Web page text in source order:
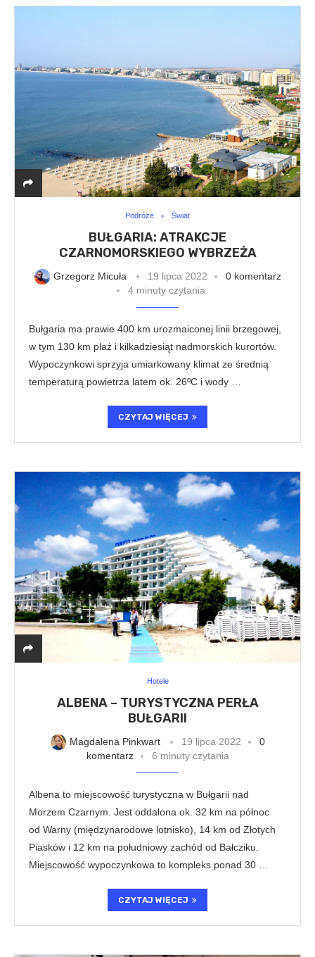
Podróże Świat
BUŁGARIA: ATRAKCJE
CZARNOMORSKIEGO WYBRZEŻA
Grzegorz Micuła 19 lipca 2022
0 komentarz
4 minuty czytania
Bułgaria ma prawie 400 km urozmaiconej linii brzegowej,
w tym 130 km plaż i kilkadziesiąt nadmorskich kurortów.
Wypoczynkowi sprzyja umiarkowany klimat ze średnią
temperaturą powietrza latem ok. 26ºC i wody …
CZYTAJ WIĘCEJ
Hotele
ALBENA – TURYSTYCZNA PERŁA
BUŁGARII
Magdalena Pinkwart 19 lipca 2022
0
komentarz
6 minuty czytania
Albena to miejscowość turystyczna w Bułgarii nad
Morzem Czarnym. Jest oddalona ok. 32 km na północ
od Warny (międzynarodowe lotnisko), 14 km od Złotych
Piasków i 12 km na południowy zachód od Bałcziku.
Miejscowość wypoczynkowa to kompleks ponad 30 …
CZYTAJ WIĘCEJ